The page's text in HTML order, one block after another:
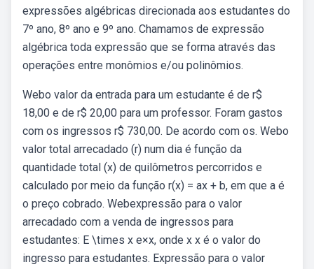
expressões algébricas direcionada aos estudantes do
7º ano, 8º ano e 9º ano. Chamamos de expressão
algébrica toda expressão que se forma através das
operações entre monômios e/ou polinômios.
Webo valor da entrada para um estudante é de r$
18,00 e de r$ 20,00 para um professor. Foram gastos
com os ingressos r$ 730,00. De acordo com os. Webo
valor total arrecadado (r) num dia é função da
quantidade total (x) de quilômetros percorridos e
calculado por meio da função r(x) = ax + b, em que a é
o preço cobrado. Webexpressão para o valor
arrecadado com a venda de ingressos para
estudantes: E \times x e×x, onde x x é o valor do
ingresso para estudantes. Expressão para o valor